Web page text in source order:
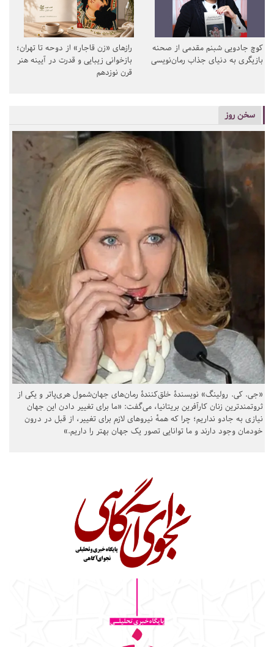
کوچ جادویی شبنم مقدمی از صحنه
بازیگری به دنیای جذاب رمان‌نویسی
رازهای «زن قاجار» از دوحه تا تهران؛
بازخوانی زیبایی و قدرت در آیینه هنر
قرن نوزدهم
سخن روز
«جی. کی. رولینگ» نویسندهٔ خلق‌کنندهٔ رمان‌های جهان‌شمول هری‌پاتر و یکی از
ثروتمندترین زنان کارآفرین بریتانیا، می‌گفت: «ما برای تغییر دادن این جهان
نیازی به جادو نداریم؛ چرا که همهٔ نیروهای لازم برای تغییر، از قبل در درون
خودمان وجود دارند و ما توانایی تصور یک جهان بهتر را داریم.»